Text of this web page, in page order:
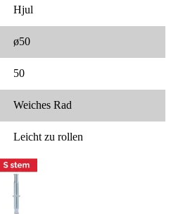
Hjul
ø50
50
Weiches Rad
Leicht zu rollen